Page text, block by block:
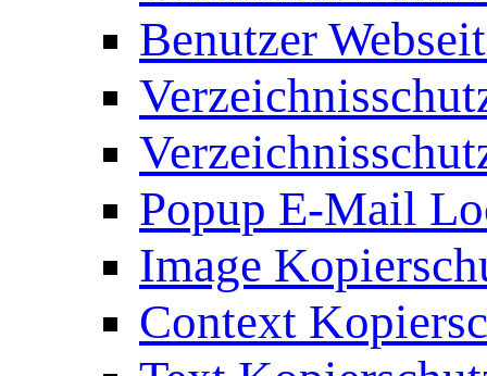
Benutzer
Popup E-Mail
Image
Context